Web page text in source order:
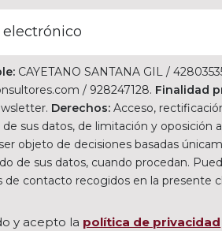
CAYETANO SANTANA GIL /
/ 928247128. Finalidad
Derechos: Acceso,
sus datos, de limitación y oposición
objeto de decisiones basadas
de sus datos, cuando procedan.
de contacto recogidos en la presente
y acepto la política de privacidad